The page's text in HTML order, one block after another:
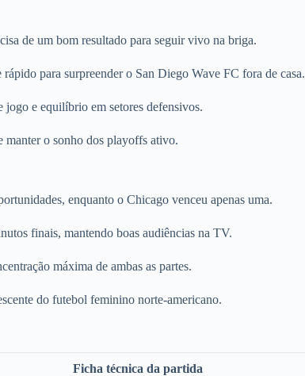
de um bom resultado para seguir vivo na briga.
para surpreender o San Diego Wave FC fora de casa.
jogo e equilíbrio em setores defensivos.
manter o sonho dos playoffs ativo.
enquanto o Chicago venceu apenas uma.
finais, mantendo boas audiências na TV.
máxima de ambas as partes.
do futebol feminino norte-americano.
Ficha técnica da partida